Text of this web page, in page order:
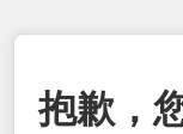
抱歉，